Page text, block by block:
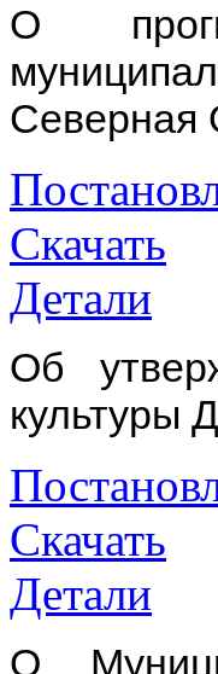
О
Северная
Скачать
Детали
Об
культуры
Скачать
Детали
О